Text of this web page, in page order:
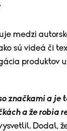
medzi
sú videá či
produktov
značkami a je
a že robia
Dodal,